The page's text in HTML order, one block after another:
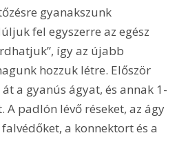
gyanakszunk
fel egyszerre az egész
így az újabb
hozzuk létre. Először
a gyanús ágyat, és annak 1-
A padlón lévő réseket, az ágy
a konnektort és a